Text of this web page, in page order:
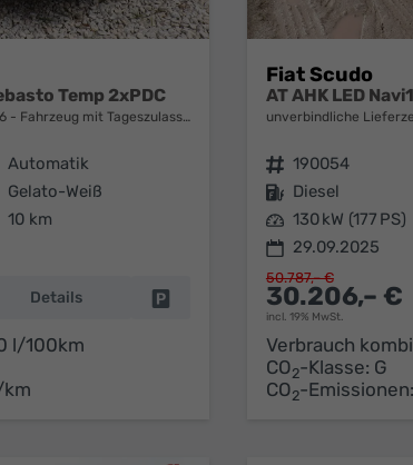
Temp 2xPDC
Fahrzeug mit Tageszulassung
Automatik
Gelato-Weiß
10 km
Details Fahrzeug parken
l/100km
km
Fiat Scudo
AT AHK LED
unverbindliche
Fahrzeugnr. 190054
Kraftstoff Diesel
Leistung 130 kW (177 PS)
29.09.2025
30.206,– €
incl. 19% MwSt.
50.787,– €
Verbrauch
CO2-Klasse: G
CO2-Emissionen: